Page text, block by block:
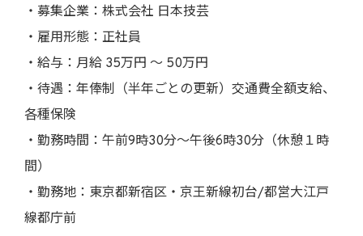
・募集企業：株式会社 日本技芸
・雇用形態：正社員
・給与：月給 35万円 〜 50万円
・待遇：年俸制（半年ごとの更新）交通費全額支給、
各種保険
・勤務時間：午前9時30分〜午後6時30分（休憩１時
間）
・勤務地：東京都新宿区・京王新線初台/都営大江戸
線都庁前